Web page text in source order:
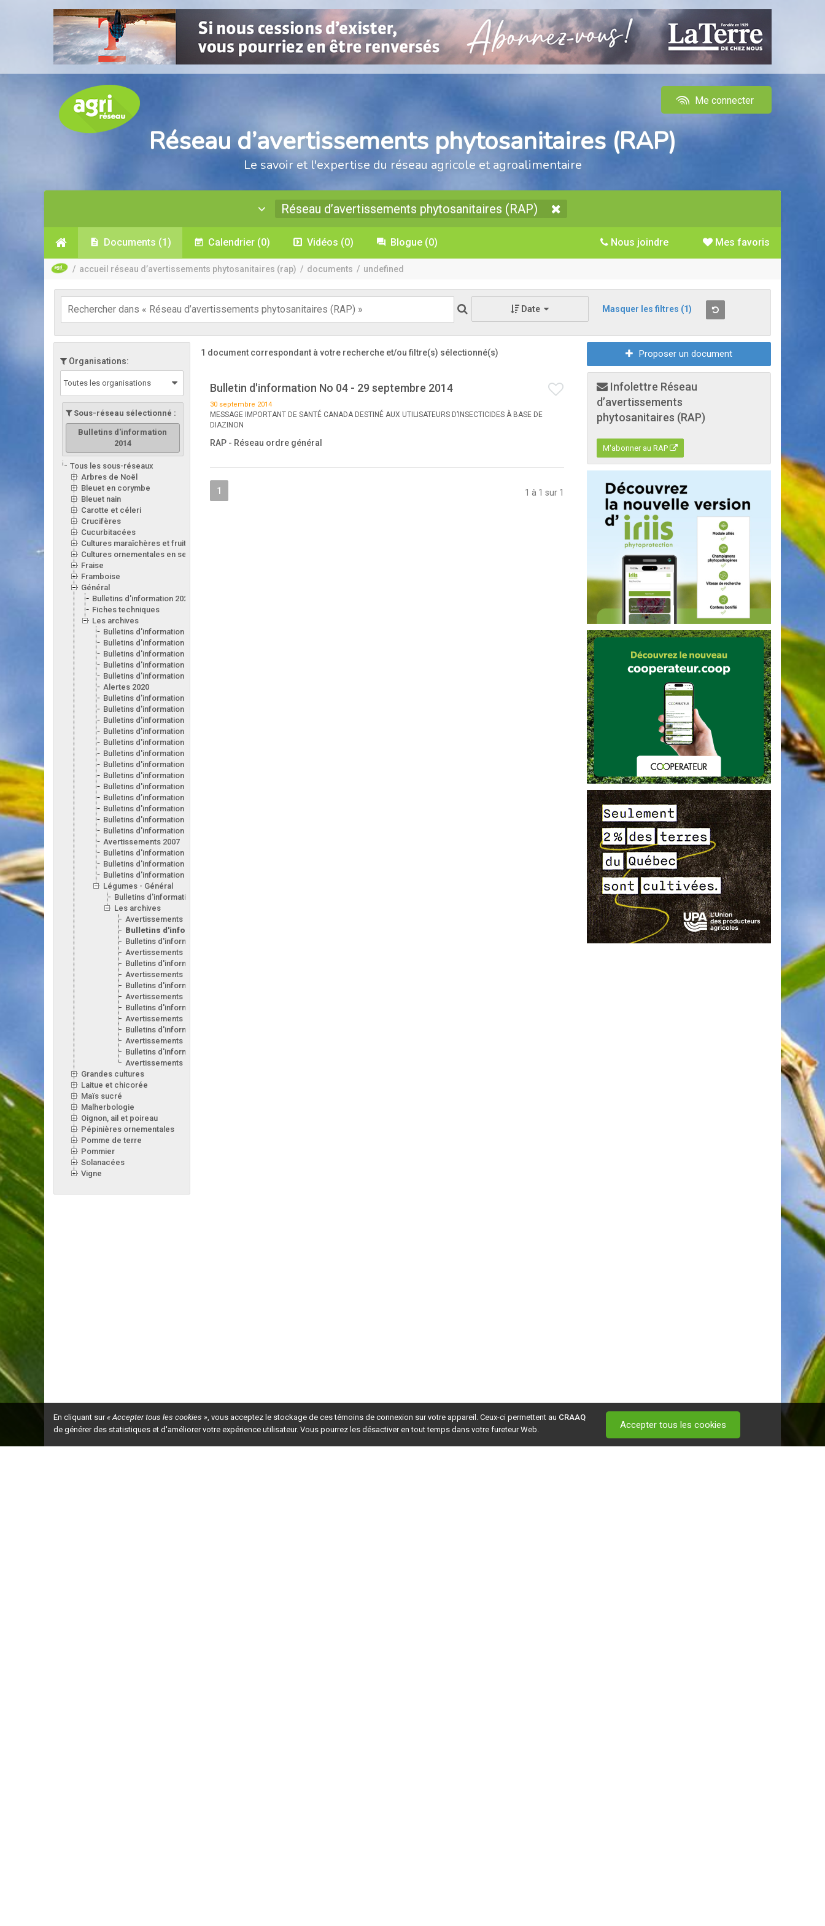
Me connecter
Réseau d’avertissements phytosanitaires (RAP)
Le savoir et l'expertise du réseau agricole et agroalimentaire
Réseau d’avertissements phytosanitaires (RAP)
Documents (1) Calendrier (0) Vidéos (0) Blogue (0) Mes favoris
Nous joindre
/ accueil réseau d’avertissements phytosanitaires (rap) / documents / undefined
Date Masquer les filtres (1)
Organisations:
Toutes les organisations
Sous-réseau sélectionné :
Bulletins d'information
2014
Tous les sous-réseaux
Arbres de Noël
Bleuet en corymbe
Bleuet nain
Carotte et céleri
Crucifères
Cucurbitacées
Cultures maraîchères et fruitières en serre
Cultures ornementales en serre
Fraise
Framboise
Général
Bulletins d'information 2026
Fiches techniques
Les archives
Bulletins d'information 2025
Bulletins d'information 2024
Bulletins d'information 2023
Bulletins d'information 2022
Bulletins d'information 2021
Alertes 2020
Bulletins d'information 2020
Bulletins d'information 2019
Bulletins d'information 2018
Bulletins d'information 2017
Bulletins d'information 2016
Bulletins d'information 2015
Bulletins d'information 2014
Bulletins d'information 2013
Bulletins d'information 2012
Bulletins d’information 2011
Bulletins d'information 2010
Bulletins d'information 2009
Bulletins d'information 2008
Avertissements 2007
Bulletins d'information 2007
Bulletins d'information 2006
Bulletins d'information 2005
Légumes - Général
Bulletins d'information 2017
Les archives
Avertissements 2015
Bulletins d'information 2014
Bulletins d'information 2010
Avertissements 2009
Bulletins d'information 2009
Avertissements 2008
Bulletins d'information 2008
Avertissements 2007
Bulletins d'information 2007
Avertissements 2006
Bulletins d'information 2006
Avertissements 2005
Bulletins d'information 2005
Avertissements 2004
Grandes cultures
Laitue et chicorée
Maïs sucré
Malherbologie
Oignon, ail et poireau
Pépinières ornementales
Pomme de terre
Pommier
Solanacées
Vigne
1 document correspondant à votre recherche et/ou filtre(s) sélectionné(s)
Bulletin d'information No 04 - 29 septembre 2014
30 septembre 2014
MESSAGE IMPORTANT DE SANTÉ CANADA DESTINÉ AUX UTILISATEURS D’INSECTICIDES À BASE DE
DIAZINON
RAP - Réseau ordre général
1 1 à 1 sur 1
Proposer un document
Infolettre Réseau
d’avertissements
phytosanitaires (RAP)
M'abonner au RAP
En cliquant sur« Accepter tous les cookies », vous acceptez le stockage de ces témoins de connexion sur votre appareil. Ceux-ci permettent au CRAAQ
de générer des statistiques et d'améliorer votre expérience utilisateur. Vous pourrez les désactiver en tout temps dans votre fureteur Web.
Accepter tous les cookies